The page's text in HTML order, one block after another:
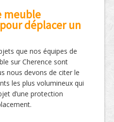
meuble
déplacer un
que nos équipes de
sur Cherence sont
nous devons de citer le
les plus volumineux qui
d’une protection